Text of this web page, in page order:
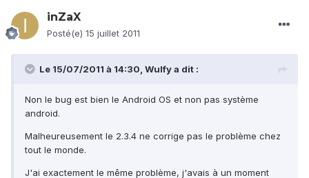
inZaX
Posté(e) 15 juillet 2011
Le 15/07/2011 à 14:30, Wulfy a dit :
Non le bug est bien le Android OS et non pas système
android.
Malheureusement le 2.3.4 ne corrige pas le problème chez
tout le monde.
J'ai exactement le même problème, j'avais à un moment